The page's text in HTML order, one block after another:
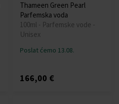
Thameen Green Pearl
Parfemska voda
100ml - Parfemske vode -
Unisex
Poslat ćemo 13.08.
166,00 €